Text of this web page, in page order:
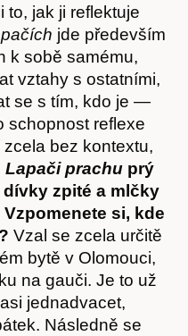
to, jak ji reflektuje
jde především
k sobě samému,
vztahy s ostatními,
se s tím, kdo je —
schopnost reflexe
bez kontextu,
Lapači prachu prý
zpité a mlčky
si, kde
Vzal se zcela určitě
bytě v Olomouci,
na gauči. Je to už
jednadvacet,
Následně se